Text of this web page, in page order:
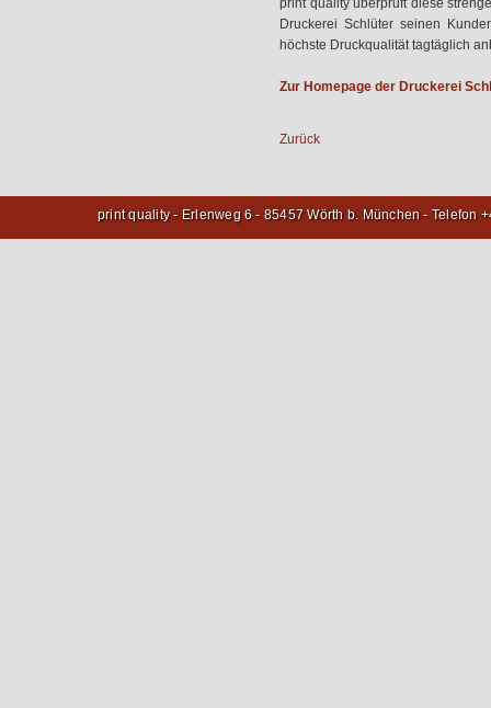
print quality überprüft diese
Druckerei Schlüter seinen
höchste Druckqualität tagtäglich
Zur Homepage der Druckerei
Zurück
print quality - Erlenweg 6 - 85457 Wörth b. München - Telefon